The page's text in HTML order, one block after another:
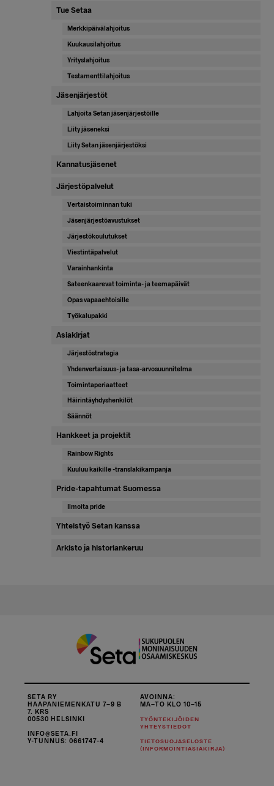
Tue Setaa
Merkkipäivälahjoitus
Kuukausilahjoitus
Yrityslahjoitus
Testamenttilahjoitus
Jäsenjärjestöt
Lahjoita Setan jäsenjärjestöille
Liity jäseneksi
Liity Setan jäsenjärjestöksi
Kannatusjäsenet
Järjestöpalvelut
Vertaistoiminnan tuki
Jäsenjärjestöavustukset
Järjestökoulutukset
Viestintäpalvelut
Varainhankinta
Sateenkaarevat toiminta- ja teemapäivät
Opas vapaaehtoisille
Työkalupakki
Asiakirjat
Järjestöstrategia
Yhdenvertaisuus- ja tasa-arvosuunnitelma
Toimintaperiaatteet
Häirintäyhdyshenkilöt
Säännöt
Hankkeet ja projektit
Rainbow Rights
Kuuluu kaikille -translakikampanja
Pride-tapahtumat Suomessa
Ilmoita pride
Yhteistyö Setan kanssa
Arkisto ja historiankeruu
SETA RY
HAAPANIEMENKATU 7–9 B
7. KRS
00530 HELSINKI
INFO@SETA.FI
Y-TUNNUS: 0661747-4
AVOINNA:
MA–TO KLO 10–15
TYÖNTEKIJÖIDEN
YHTEYSTIEDOT
TIETOSUOJASELOSTE
(INFORMOINTIASIAKIRJA)